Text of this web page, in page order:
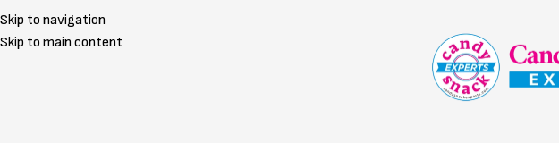
Skip to navigation
Skip to main content